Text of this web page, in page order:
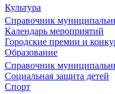
Культура
Справочник
Календарь мероприятий
Городские премии и
Образование
Справочник
Социальная защита детей
Спорт